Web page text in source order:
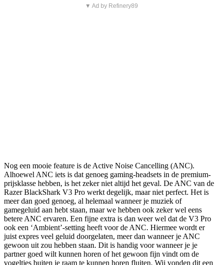
▼ Ad by Refinery89
Nog een mooie feature is de Active Noise Cancelling (ANC).
Alhoewel ANC iets is dat genoeg gaming-headsets in de premium-
prijsklasse hebben, is het zeker niet altijd het geval. De ANC van de
Razer BlackShark V3 Pro werkt degelijk, maar niet perfect. Het is
meer dan goed genoeg, al helemaal wanneer je muziek of
gamegeluid aan hebt staan, maar we hebben ook zeker wel eens
betere ANC ervaren. Een fijne extra is dan weer wel dat de V3 Pro
ook een ‘Ambient’-setting heeft voor de ANC. Hiermee wordt er
juist expres veel geluid doorgelaten, meer dan wanneer je ANC
gewoon uit zou hebben staan. Dit is handig voor wanneer je je
partner goed wilt kunnen horen of het gewoon fijn vindt om de
vogeltjes buiten je raam te kunnen horen fluiten. Wij vonden dit een